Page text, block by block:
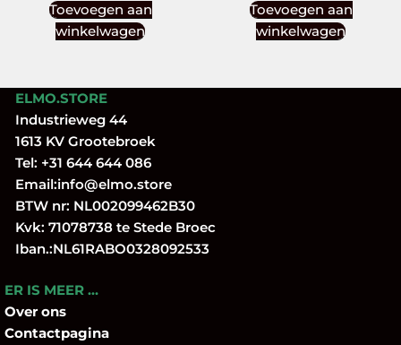
Toevoegen aan
winkelwagen
Toevoegen aan
winkelwagen
ELMO.STORE
Industrieweg 44
1613 KV Grootebroek
Tel: +31 644 644 086
Email:info@elmo.store
BTW nr: NL002099462B30
Kvk: 71078738 te Stede Broec
Iban.:NL61RABO0328092533
ER IS MEER …
Over ons
Contactpagina